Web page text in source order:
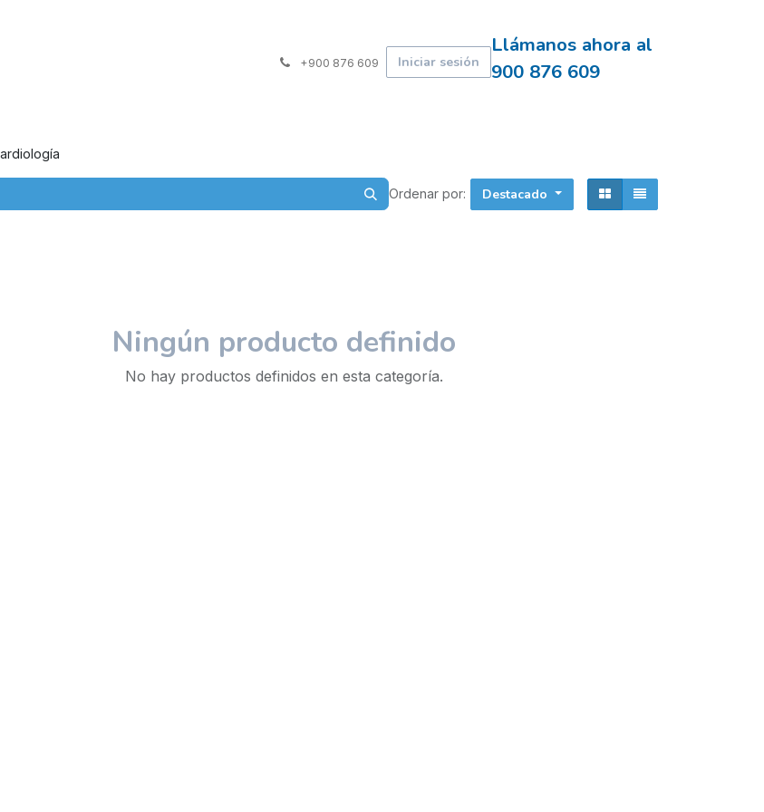
+900 876 609 Iniciar sesión
Llámanos ahora al
900 876 609
Ordenar por: Destacado
Ningún producto definido
No hay productos definidos en esta categoría.